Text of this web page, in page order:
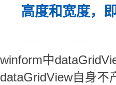
高度和宽度，
winform中
dataGridView自身不